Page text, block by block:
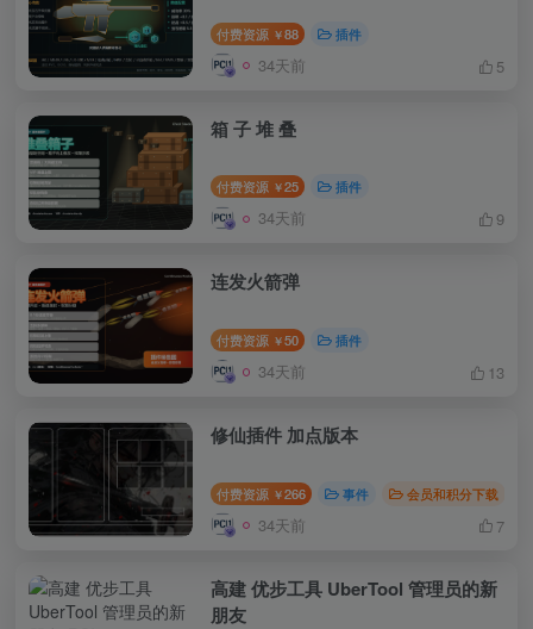
付费资源 ￥88 插件
34天前 5
箱 子 堆 叠
付费资源 ￥25 插件
34天前 9
连发火箭弹
付费资源 ￥50 插件
34天前 13
修仙插件 加点版本
付费资源 ￥266 事件 会员和积分下载
34天前 7
高建 优步工具 UberTool 管理员的新
朋友